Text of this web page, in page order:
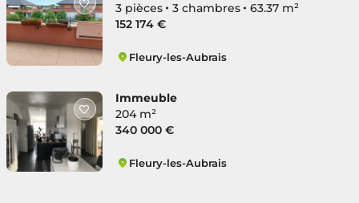
3 pièces
3 chambres
63.37 m²
152 174 €
Fleury-les-Aubrais
Immeuble
204 m²
340 000 €
Fleury-les-Aubrais